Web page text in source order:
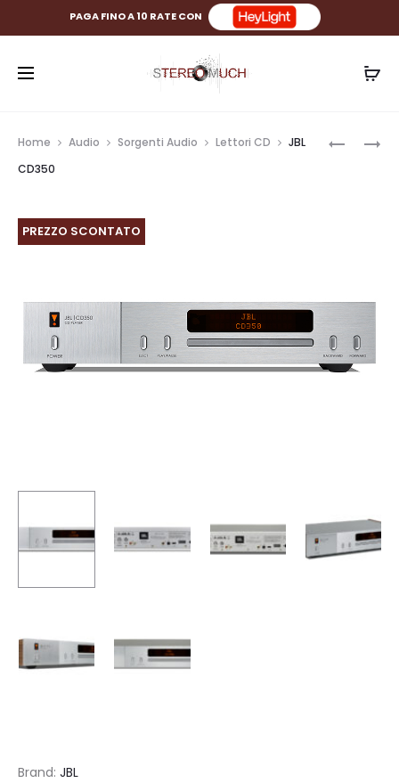
PAGA FINO A 10 RATE CON
Home Audio Sorgenti Audio Lettori CD
JBL
CD350
PREZZO SCONTATO
Brand: JBL